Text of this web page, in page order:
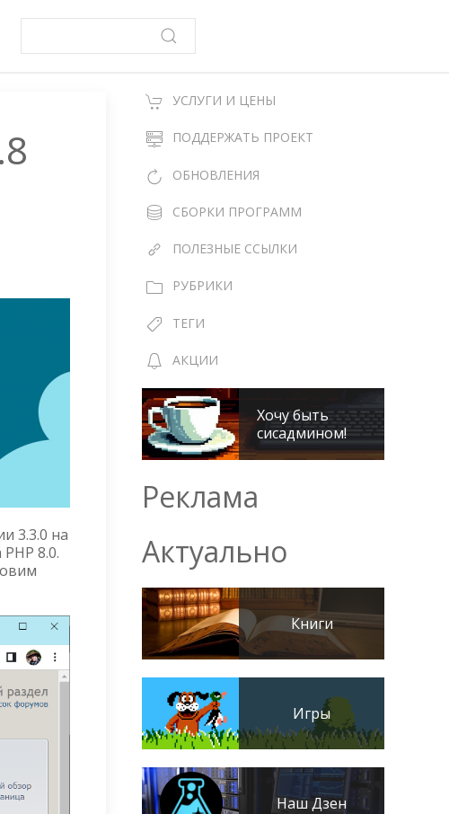
3.3.0 на
8.0.
УСЛУГИ И ЦЕНЫ
ПОДДЕРЖАТЬ ПРОЕКТ
ОБНОВЛЕНИЯ
СБОРКИ ПРОГРАММ
ПОЛЕЗНЫЕ ССЫЛКИ
РУБРИКИ
ТЕГИ
АКЦИИ
Хочу быть
сисадмином!
Реклама
Актуально
Книги
Игры
Наш Дзен